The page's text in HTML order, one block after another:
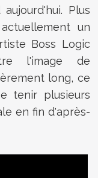
Plus
un
Boss Logic
l'image de
long, ce
tenir plusieurs
en fin d'après-